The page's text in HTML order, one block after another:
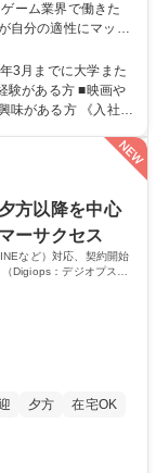
自分の適性にマッチ
ラエンジニアな
）等から、面接で
ます。ゲームやエン
いう情熱に溢れた方
3月までに大学また
験がある方 ■映画や
る方 《入社実
行政法人 → データ
方以降を中心
ーサクセス
など）対応、契約開始
Digiops：デジオプス）
夕方
在宅OK